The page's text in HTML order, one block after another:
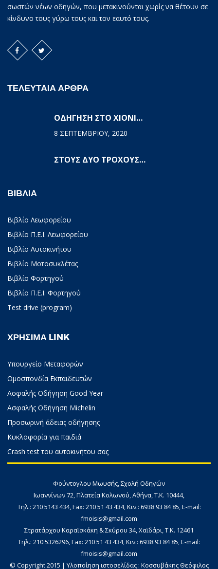
σωστών νέων οδηγών, που μετακινούνται χωρίς να θέτουν σε
κίνδυνο τους γύρω τους και τον εαυτό τους.
ΤΕΛΕΥΤΑΙΑ ΑΡΘΡΑ
ΟΔΗΓΗΣΗ ΣΤΟ ΧΙΟΝΙ…
8 ΣΕΠΤΕΜΒΡΊΟΥ, 2020
ΣΤΟΥΣ ΔΥΟ ΤΡΟΧΟΥΣ…
ΒΙΒΛΙΑ
Βιβλίο Λεωφορείου
Βιβλίο Π.Ε.Ι. Λεωφορείου
Βιβλίο Αυτοκινήτου
Βιβλίο Μοτοσυκλέτας
Βιβλίο Φορτηγού
Βιβλίο Π.Ε.Ι. Φορτηγού
Test drive (program)
ΧΡΗΣΙΜΑ LINK
Υπουργείο Μεταφορών
Ομοσπονδία Εκπαιδευτών
Ασφαλής Οδήγηση Good Year
Ασφαλής Οδήγηση Michelin
Προσωρινή άδειας οδήγησης
Κυκλοφορία για παιδιά
Crash test του αυτοκινήτου σας
Φούντογλου Μωυσής, Σχολή Οδηγών
Ιωαννίνων 72, Πλατεία Κολωνού, Αθήνα, Τ.Κ. 10444,
Τηλ.: 210 5143 434, Fax: 210 51 43 434, Κιν.: 6938 93 84 85, E-mail:
fmoisis@gmail.com
Στρατάρχου Καραϊσκάκη & Σκύρου 34, Χαϊδάρι, Τ.Κ. 12461
Τηλ.: 210 5326296, Fax: 210 51 43 434, Κιν.: 6938 93 84 85, E-mail:
fmoisis@gmail.com
© Copyright 2015 | Υλοποίηση ιστοσελίδας : Κοσσυβάκης Θεόφιλος